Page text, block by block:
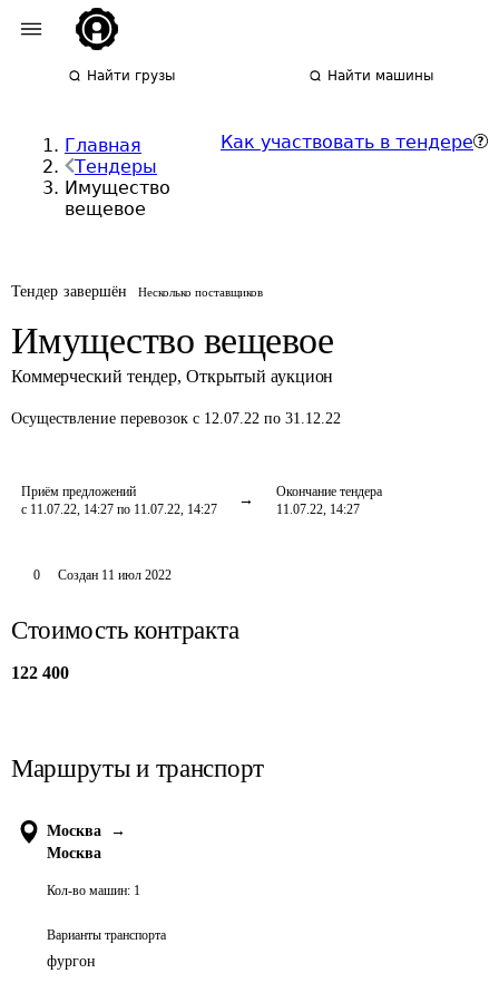
Найти грузы Найти машины
Главная
Тендеры
Имущество
вещевое
Как участвовать в тендере
Тендер завершён Несколько поставщиков
Имущество вещевое
Коммерческий тендер, Открытый аукцион
Осуществление перевозок с 12.07.22 по 31.12.22
Приём предложений
с 11.07.22, 14:27 по 11.07.22, 14:27
Окончание тендера
11.07.22, 14:27
0 Создан 11 июл 2022
Стоимость контракта
122 400
Маршруты и транспорт
Москва
→
Москва
Кол-во машин: 1
Варианты транспорта
фургон